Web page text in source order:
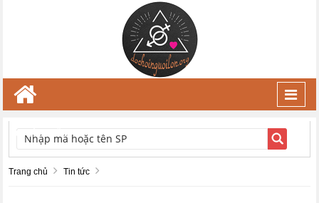
TÌM KIẾM
Trang chủ Tin tức